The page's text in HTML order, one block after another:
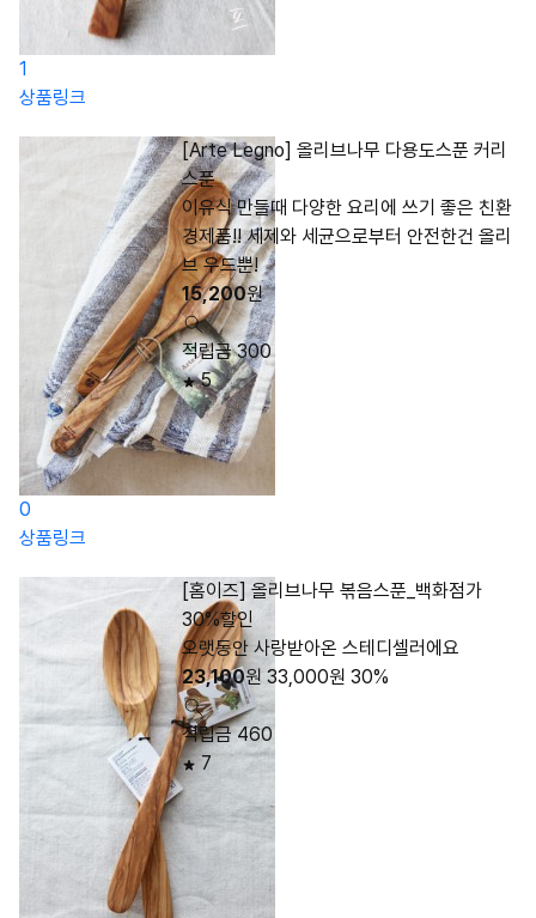
1
상품링크
0
[Arte Legno] 올리브나무 다용도스푼 커리
스푼
이유식 만들때 다양한 요리에 쓰기 좋은 친환
경제품!! 세제와 세균으로부터 안전한건 올리
브 우드뿐!
15,200원
적립금 300
5
상품링크
[홈이즈] 올리브나무 볶음스푼_백화점가
30%할인
오랫동안 사랑받아온 스테디셀러에요
23,100원 33,000원 30%
적립금 460
7